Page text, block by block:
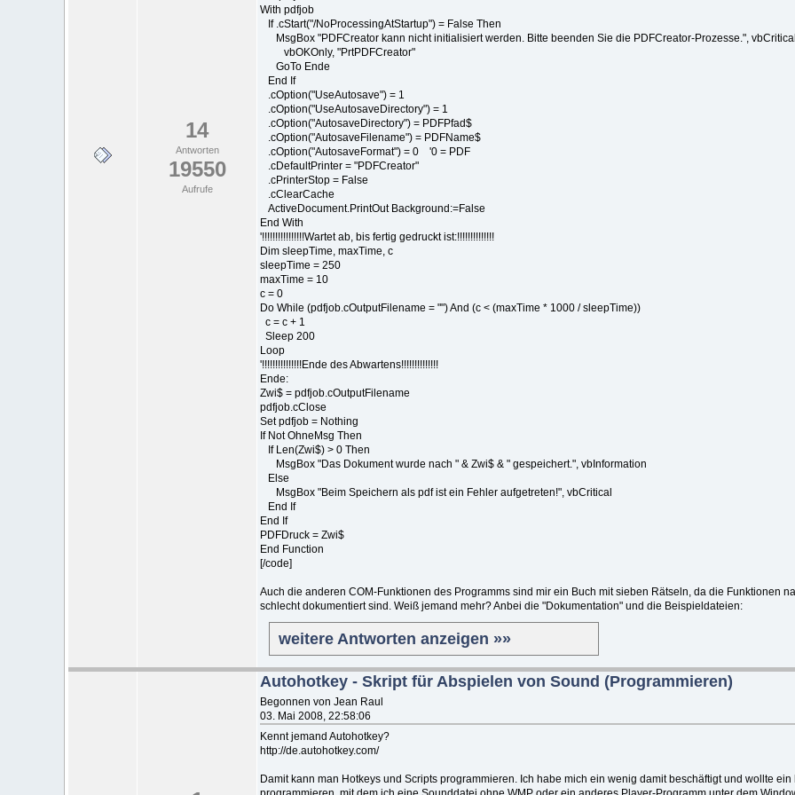
14
Antworten
19550
Aufrufe
With pdfjob
If .cStart("/NoProcessingAtStartup") = False Then
MsgBox "PDFCreator kann nicht initialisiert werden. Bitte beenden Sie die PDFCreator-Prozesse.",
vbOKOnly, "PrtPDFCreator"
GoTo Ende
End If
.cOption("UseAutosave") = 1
.cOption("UseAutosaveDirectory") = 1
.cOption("AutosaveDirectory") = PDFPfad$
.cOption("AutosaveFilename") = PDFName$
.cOption("AutosaveFormat") = 0 '0 = PDF
.cDefaultPrinter = "PDFCreator"
.cPrinterStop = False
.cClearCache
ActiveDocument.PrintOut Background:=False
End With
'!!!!!!!!!!!!!!!!Wartet ab, bis fertig gedruckt ist:!!!!!!!!!!!!!!
Dim sleepTime, maxTime, c
sleepTime = 250
maxTime = 10
c = 0
Do While (pdfjob.cOutputFilename = "") And (c < (maxTime * 1000 / sleepTime))
c = c + 1
Sleep 200
Loop
'!!!!!!!!!!!!!!!Ende des Abwartens!!!!!!!!!!!!!!
Ende:
Zwi$ = pdfjob.cOutputFilename
pdfjob.cClose
Set pdfjob = Nothing
If Not OhneMsg Then
If Len(Zwi$) > 0 Then
MsgBox "Das Dokument wurde nach " & Zwi$ & " gespeichert.", vbInformation
Else
MsgBox "Beim Speichern als pdf ist ein Fehler aufgetreten!", vbCritical
End If
End If
PDFDruck = Zwi$
End Function
[/code]
Auch die anderen COM-Funktionen des Programms sind mir ein Buch mit sieben Rätseln, da die Funktionen
schlecht dokumentiert sind. Weiß jemand mehr? Anbei die "Dokumentation" und die Beispieldateien:
weitere Antworten anzeigen »»
Autohotkey - Skript für Abspielen von Sound (Programmieren)
Begonnen von Jean Raul
03. Mai 2008, 22:58:06
Kennt jemand Autohotkey?
http://de.autohotkey.com/
Damit kann man Hotkeys und Scripts programmieren. Ich habe mich ein wenig damit beschäftigt und wollte ein